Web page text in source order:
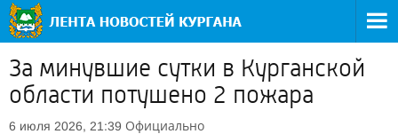
За минувшие сутки в Курганской
области потушено 2 пожара
6 июля 2026, 21:39 Официально